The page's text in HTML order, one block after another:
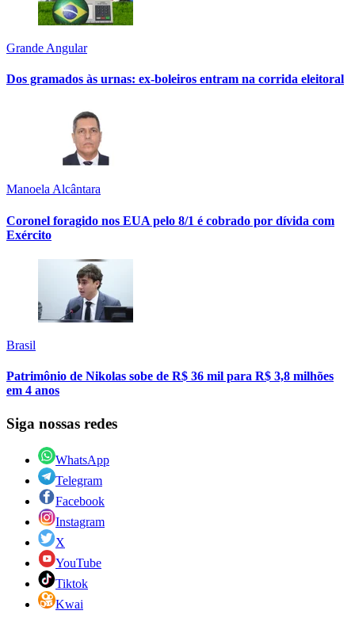
Grande Angular
Dos gramados às urnas: ex-boleiros entram na corrida eleitoral
Manoela Alcântara
Coronel foragido nos EUA pelo 8/1 é cobrado por dívida com
Exército
Brasil
Patrimônio de Nikolas sobe de R$ 36 mil para R$ 3,8 milhões
em 4 anos
Siga nossas redes
WhatsApp
Telegram
Facebook
Instagram
X
YouTube
Tiktok
Kwai